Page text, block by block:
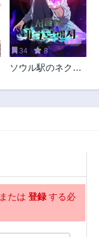
34 8
ソウル駅のネクロ
または 登録する必